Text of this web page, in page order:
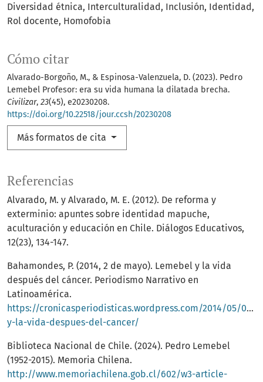
Diversidad étnica Interculturalidad Inclusión Identidad
Rol docente Homofobia
Cómo citar
Alvarado-Borgoño, M., & Espinosa-Valenzuela, D. (2023). Pedro
Lemebel Profesor: era su vida humana la dilatada brecha.
Civilizar, 23(45), e20230208.
https://doi.org/10.22518/jour.ccsh/20230208
Más formatos de cita
Referencias
Alvarado, M. y Alvarado, M. E. (2012). De reforma y
exterminio: apuntes sobre identidad mapuche,
aculturación y educación en Chile. Diálogos Educativos,
12(23), 134-147.
Bahamondes, P. (2014, 2 de mayo). Lemebel y la vida
después del cáncer. Periodismo Narrativo en
Latinoamérica.
https://cronicasperiodisticas.wordpress.com/2014/05/02/
y-la-vida-despues-del-cancer/
Biblioteca Nacional de Chile. (2024). Pedro Lemebel
(1952-2015). Memoria Chilena.
http://www.memoriachilena.gob.cl/602/w3-article-